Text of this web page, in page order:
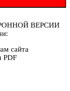
ВЕРСИИ
сайта
PDF